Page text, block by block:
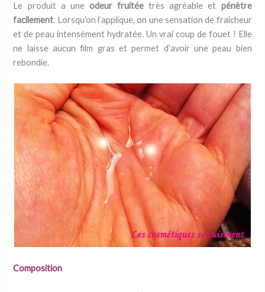
Le produit a une odeur fruitée très agréable et pénètre
facilement. Lorsqu’on l’applique, on une sensation de fraîcheur
et de peau intensément hydratée. Un vrai coup de fouet ! Elle
ne laisse aucun film gras et permet d’avoir une peau bien
rebondie.
Composition